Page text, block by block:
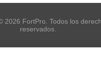
2026 FortPro. Todos los
reservados.